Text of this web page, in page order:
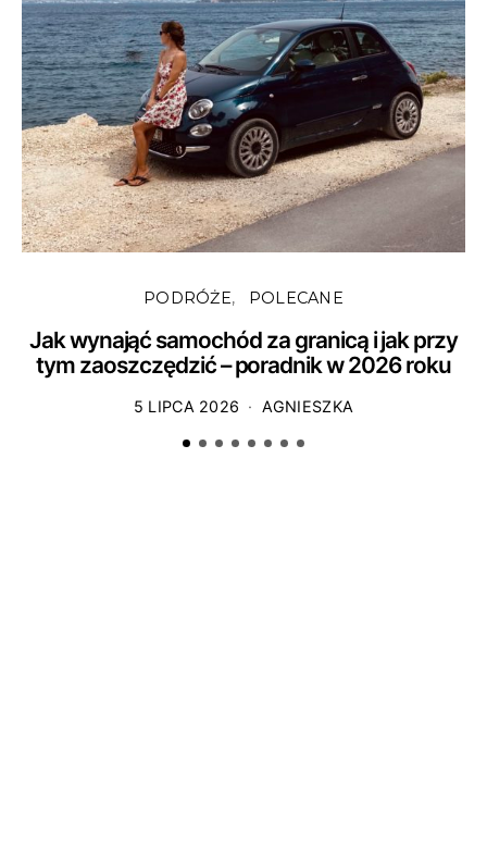
PODRÓŻE POLECANE
Jak wynająć samochód za granicą i jak przy
tym zaoszczędzić – poradnik w 2026 roku
5 LIPCA 2026 AGNIESZKA